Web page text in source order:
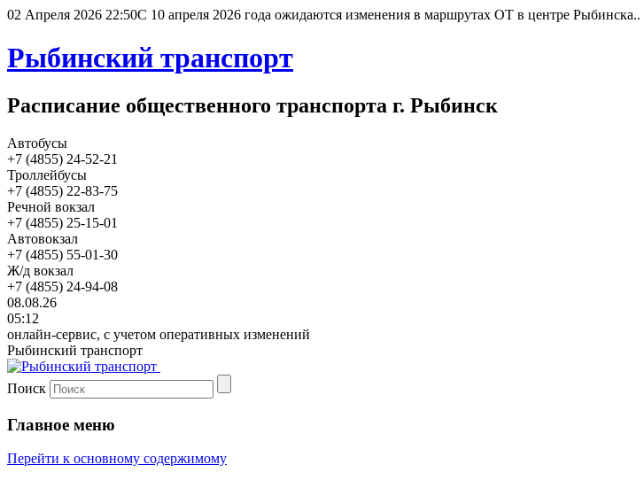
02 Апреля 2026 22:50С 10 апреля 2026 года ожидаются изменения в маршрутах ОТ в центре Рыбинска..
Рыбинский транспорт
Расписание общественного транспорта г. Рыбинск
Автобусы
+7 (4855) 24-52-21
Троллейбусы
+7 (4855) 22-83-75
Речной вокзал
+7 (4855) 25-15-01
Автовокзал
+7 (4855) 55-01-30
Ж/д вокзал
+7 (4855) 24-94-08
08.08.26
05:12
онлайн-сервис, с учетом оперативных изменений
Рыбинский транспорт
Поиск
Главное меню
Перейти к основному содержимому